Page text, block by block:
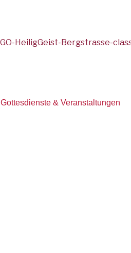
Gottesdienste & Veranstaltungen